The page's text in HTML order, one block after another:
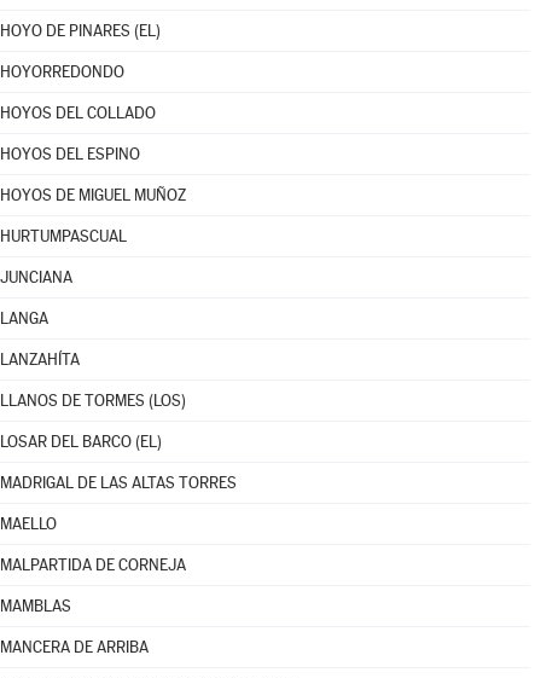
HOYO DE PINARES (EL)
HOYORREDONDO
HOYOS DEL COLLADO
HOYOS DEL ESPINO
HOYOS DE MIGUEL MUÑOZ
HURTUMPASCUAL
JUNCIANA
LANGA
LANZAHÍTA
LLANOS DE TORMES (LOS)
LOSAR DEL BARCO (EL)
MADRIGAL DE LAS ALTAS TORRES
MAELLO
MALPARTIDA DE CORNEJA
MAMBLAS
MANCERA DE ARRIBA